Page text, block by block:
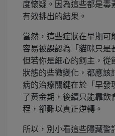
度懷疑。因為這些都是毒
有效排出的結果。
當然，這些症狀在早期可
容易被誤認為「貓咪只是
但若你是細心的飼主，從
狀態的些微變化，都應該
病的治療關鍵在於「早發
了黃金期，後續只能靠飲
程，卻難以真正逆轉。
所以，別小看這些隱藏警